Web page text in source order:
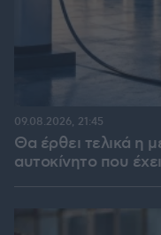
Θα έρθει τελικά η
αυτοκίνητο που
09.08.2026, 21:45